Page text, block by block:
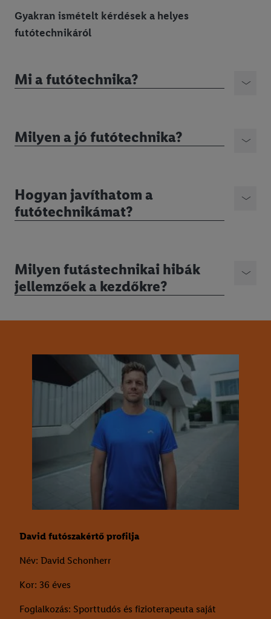
Gyakran ismételt kérdések a helyes
futótechnikáról
Mi a futótechnika?
Milyen a jó futótechnika?
Hogyan javíthatom a
futótechnikámat?
Milyen futástechnikai hibák
jellemzőek a kezdőkre?
David futószakértő profilja
Név: David Schonherr
Kor: 36 éves
Foglalkozás: Sporttudós és fizioterapeuta saját